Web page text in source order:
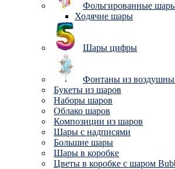
Фольгированные
Ходячие шары
Шары цифры
Фонтаны из
Букеты из шаров
Наборы шаров
Облако шаров
Композиции из шаров
Шары с надписями
Большие шары
Шары в коробке
Цветы в коробке с шаром